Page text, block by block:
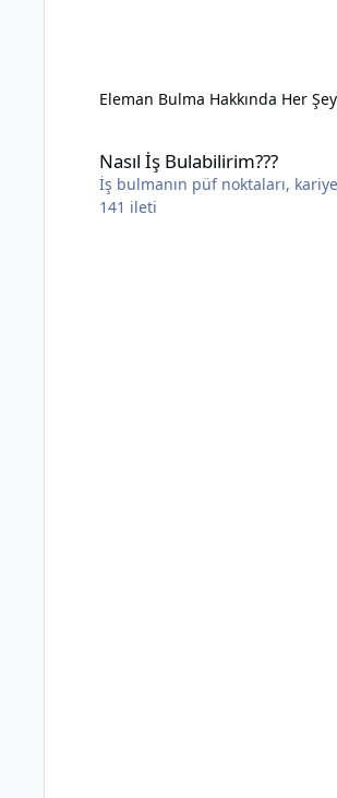
Eleman Bulma Hakkında Her
Nasıl İş Bulabilirim???
İş bulmanın püf noktaları,
141 ileti